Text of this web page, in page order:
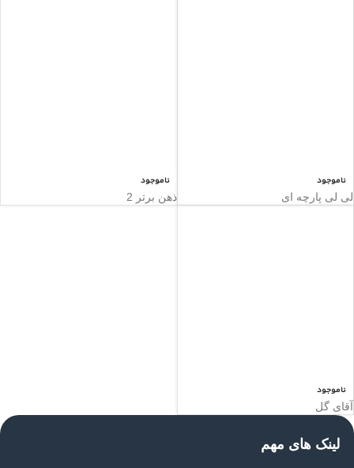
ناموجود
لی لی پارچه ای
ناموجود
ذهن برتر 2
ناموجود
آقای گل
لینک های مهم